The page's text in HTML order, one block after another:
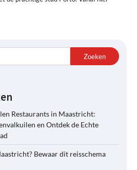
Zoeken
Restaurants in Maastricht:
en Ontdek de Echte
Bewaar dit reisschema